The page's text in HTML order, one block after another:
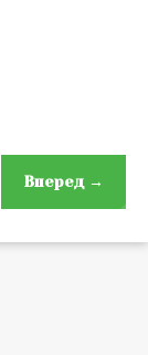
Вперед →